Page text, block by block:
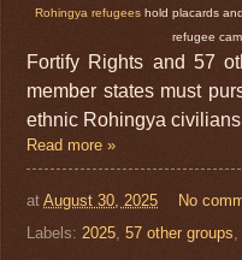
Rohingya refugees hold placards
refugee
Fortify Rights and 57
member states must
ethnic Rohingya
Read more »
at August 30, 2025
No
Labels: 2025 57 other groups